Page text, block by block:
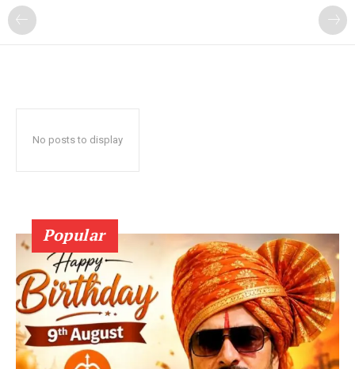
No posts to display
Popular